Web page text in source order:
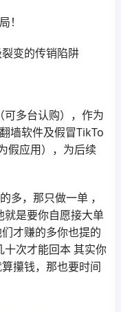
！
变的传销陷阱
多台认购），作为
墙软件及假冒TikTo
假应用），为后续
多，那只做一单 ，
就是要你自愿接大单
才赚的多你也提的
十次才能回本 其实你
攥钱，那也要时间